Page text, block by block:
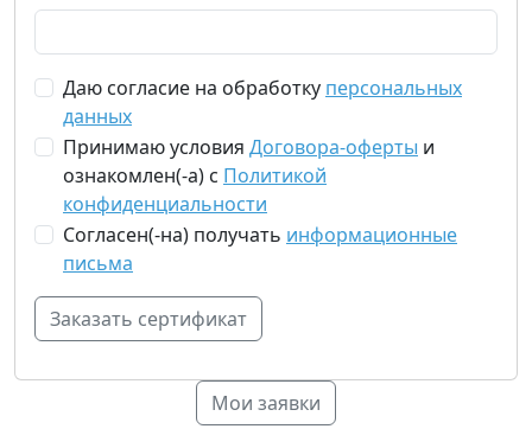
Даю согласие на обработку персональных
данных
Принимаю условия Договора-оферты и
ознакомлен(-а) с Политикой
конфиденциальности
Согласен(-на) получать информационные
письма
Мои заявки